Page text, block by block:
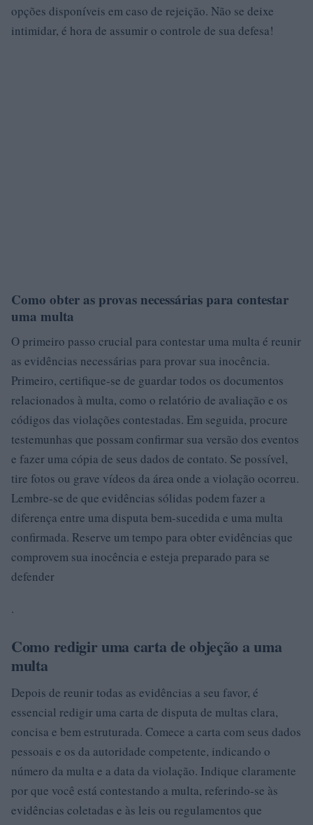
opções disponíveis em caso de rejeição. Não se deixe
intimidar, é hora de assumir o controle de sua defesa!
Como obter as provas necessárias para contestar
uma multa
O primeiro passo crucial para contestar uma multa é reunir
as evidências necessárias para provar sua inocência.
Primeiro, certifique-se de guardar todos os documentos
relacionados à multa, como o relatório de avaliação e os
códigos das violações contestadas. Em seguida, procure
testemunhas que possam confirmar sua versão dos eventos
e fazer uma cópia de seus dados de contato. Se possível,
tire fotos ou grave vídeos da área onde a violação ocorreu.
Lembre-se de que evidências sólidas podem fazer a
diferença entre uma disputa bem-sucedida e uma multa
confirmada. Reserve um tempo para obter evidências que
comprovem sua inocência e esteja preparado para se
defender
.
Como redigir uma carta de objeção a uma
multa
Depois de reunir todas as evidências a seu favor, é
essencial redigir uma carta de disputa de multas clara,
concisa e bem estruturada. Comece a carta com seus dados
pessoais e os da autoridade competente, indicando o
número da multa e a data da violação. Indique claramente
por que você está contestando a multa, referindo-se às
evidências coletadas e às leis ou regulamentos que